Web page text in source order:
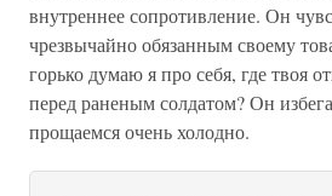
внутреннее сопротивление. Он
чрезвычайно обязанным своему
горько думаю я про себя, где твоя
перед раненым солдатом? Он
прощаемся очень холодно.